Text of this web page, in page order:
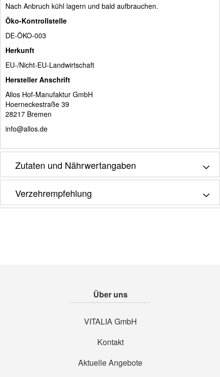
Nach Anbruch kühl lagern und bald aufbrauchen.
Öko-Kontrollstelle
DE-ÖKO-003
Herkunft
EU-/Nicht-EU-Landwirtschaft
Hersteller Anschrift
Allos Hof-Manufaktur GmbH
Hoerneckestraße 39
28217 Bremen
info@allos.de
Zutaten und Nährwertangaben
Verzehrempfehlung
Über uns
VITALIA GmbH
Kontakt
Aktuelle Angebote